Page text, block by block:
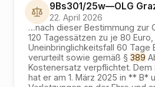
9Bs301/25w—OLG
22. April 2026
…nach dieser Bestimmung zur
120 Tagessätzen zu je 80 Euro,
Uneinbringlichkeitsfall 60 Tage
verurteilt sowie gemäß § 389
Kostenersatz verpflichtet. Dem
hat er am 1. März 2025 in ** B*